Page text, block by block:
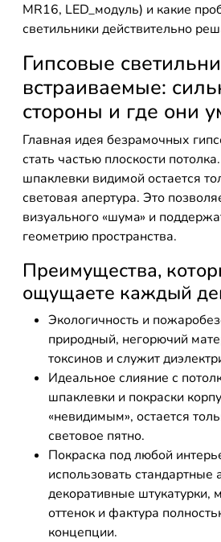
MR16, LED_модуль) и какие
светильники действительно
Гипсовые
встраиваемые:
стороны и где они
Главная идея безрамочных
стать частью плоскости
шпаклевки видимой остается
световая апертура. Это
визуального «шумa» и
геометрию пространства.
Преимущества,
ощущаете каждый
Экологичность и
природный, негорючий
токсинов и служит
Идеальное слияние с
шпаклевки и покраски
«невидимым», остается
световое пятно.
Покраска под любой
использовать стандартные
декоративные штукатурки,
оттенок и фактура
концепции.